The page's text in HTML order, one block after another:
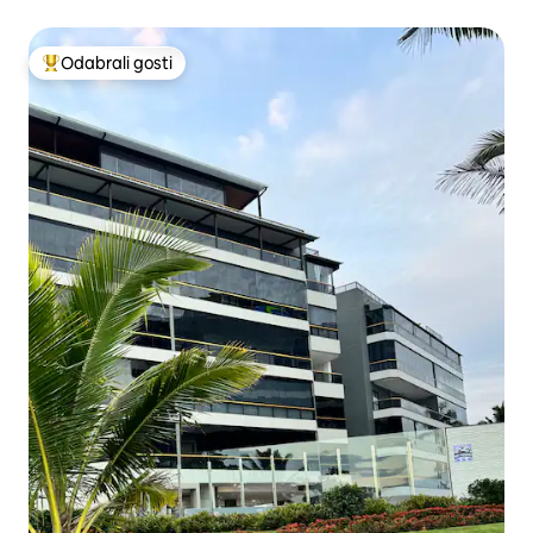
Među najviše rangiranima s oznakom „Odabrali gosti”
Odabrali gosti